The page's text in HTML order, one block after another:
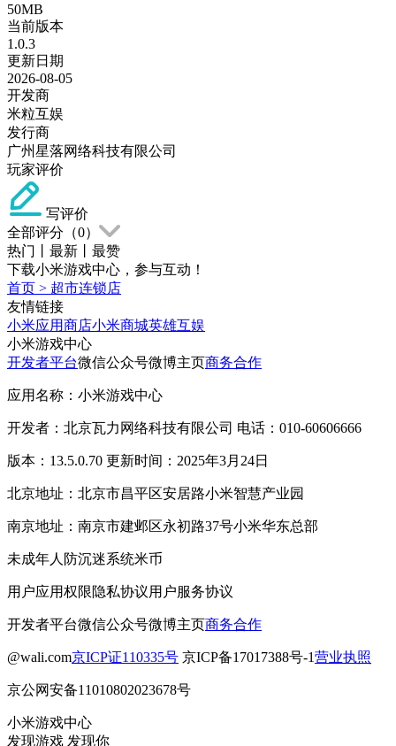
50MB
当前版本
1.0.3
更新日期
2026-08-05
开发商
米粒互娱
发行商
广州星落网络科技有限公司
玩家评价
写评价
全部评分（0）
热门
最新
最赞
下载小米游戏中心，参与互动！
首页 > 超市连锁店
友情链接
小米应用商店小米商城英雄互娱
小米游戏中心
开发者平台微信公众号微博主页商务合作
应用名称：小米游戏中心
开发者：北京瓦力网络科技有限公司 电话：010-60606666
版本：13.5.0.70 更新时间：2025年3月24日
北京地址：北京市昌平区安居路小米智慧产业园
南京地址：南京市建邺区永初路37号小米华东总部
未成年人防沉迷系统米币
用户应用权限隐私协议用户服务协议
开发者平台微信公众号微博主页商务合作
@wali.com京ICP证110335号 京ICP备17017388号-1营业执照
京公网安备11010802023678号
小米游戏中心
发现游戏 发现你